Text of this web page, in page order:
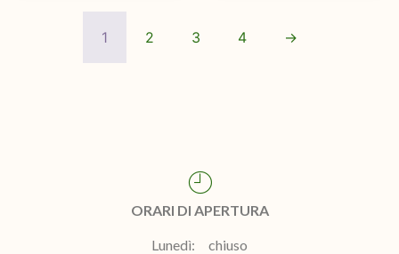
1 2 3 4 →
ORARI DI APERTURA
Lunedì: chiuso